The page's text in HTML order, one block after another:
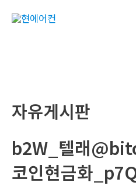
자유게시판
b2W_텔래
코인현금화